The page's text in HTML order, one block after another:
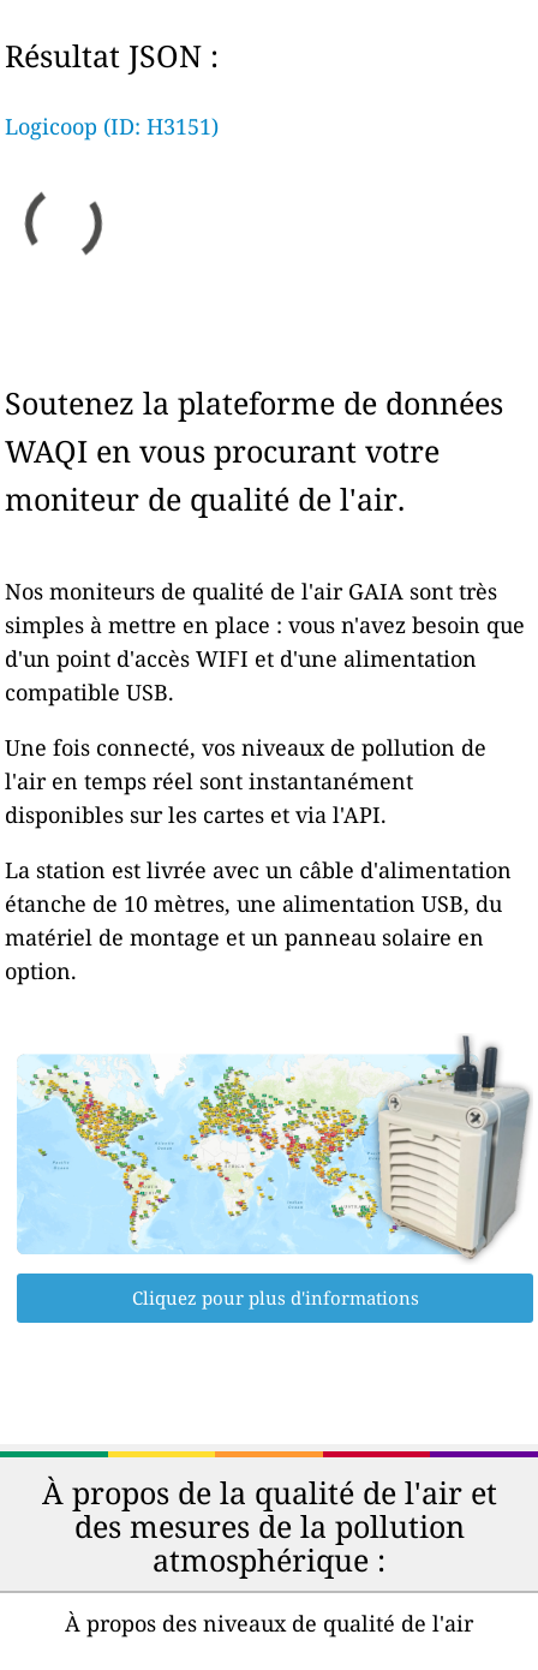
Résultat JSON :
Logicoop (ID: H3151)
Soutenez la plateforme de données
WAQI en vous procurant votre
moniteur de qualité de l'air.
Nos moniteurs de qualité de l'air GAIA sont très
simples à mettre en place : vous n'avez besoin que
d'un point d'accès WIFI et d'une alimentation
compatible USB.
Une fois connecté, vos niveaux de pollution de
l'air en temps réel sont instantanément
disponibles sur les cartes et via l'API.
La station est livrée avec un câble d'alimentation
étanche de 10 mètres, une alimentation USB, du
matériel de montage et un panneau solaire en
option.
Cliquez pour plus d'informations
À propos de la qualité de l'air et
des mesures de la pollution
atmosphérique :
À propos des niveaux de qualité de l'air